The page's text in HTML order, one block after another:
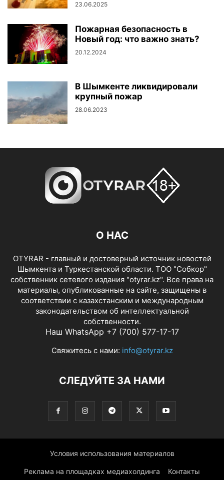
23.06.2025
Пожарная безопасность в
Новый год: что важно знать?
20.12.2024
В Шымкенте ликвидировали
крупный пожар
28.06.2023
О НАС
OTYRAR - главный и достоверный источник новостей
Шымкента и Туркестанской области. ТОО "Собкор"
собственник сетевого издания "otyrar.kz". Все права на
материалы, опубликованные на сайте, защищены в
соответствии с казахстанским и международным
законодательством об интеллектуальной
собственности.
Наш WhatsApp +7 (700) 577-17-17
Свяжитесь с нами: info@otyrar.kz
СЛЕДУЙТЕ ЗА НАМИ
Условия использования материалов
Реклама на площадках медиахолдинга Контакты